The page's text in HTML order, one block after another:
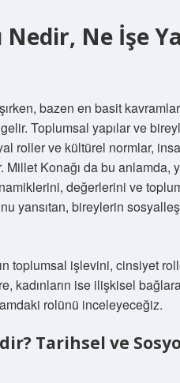
Nedir, Ne İşe
bazen en basit
Toplumsal yapılar ve
roller ve kültürel normlar,
Millet Konağı da bu
değerlerini ve
yansıtan, bireylerin
toplumsal işlevini, cinsiyet
kadınların ise ilişkisel
rolünü inceleyeceğiz.
Tarihsel ve